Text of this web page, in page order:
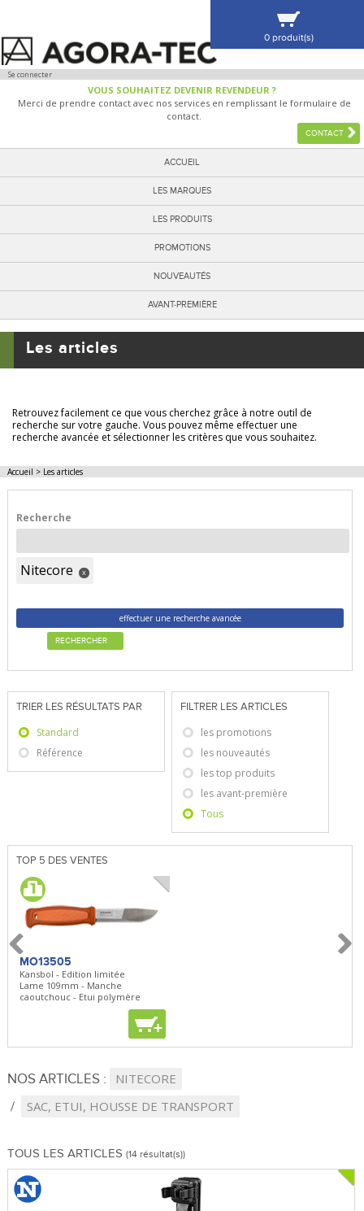
Se connecter
VOUS SOUHAITEZ DEVENIR REVENDEUR ?
Merci de prendre contact avec nos services en remplissant le formulaire de
contact.
CONTACT
ACCUEIL
LES MARQUES
LES PRODUITS
PROMOTIONS
NOUVEAUTÉS
AVANT-PREMIÈRE
0 produit(s)
VOIR MA SÉLECTION
Les articles
Retrouvez facilement ce que vous cherchez grâce à notre outil de
recherche sur votre gauche. Vous pouvez même effectuer une
recherche avancée et sélectionner les critères que vous souhaitez.
Accueil > Les articles
Recherche
Nitecore x
effectuer une recherche avancée
RECHERCHER
TRIER LES RÉSULTATS PAR
Standard
Référence
FILTRER LES ARTICLES
les promotions
les nouveautés
les top produits
les avant-première
Tous
TOP 5 DES VENTES
MO13505
Kansbol - Edition limitée
Lame 109mm - Manche
caoutchouc - Etui polymère
+
NOS ARTICLES :
NITECORE
SAC, ETUI, HOUSSE DE TRANSPORT
TOUS LES ARTICLES (14 résultat(s))